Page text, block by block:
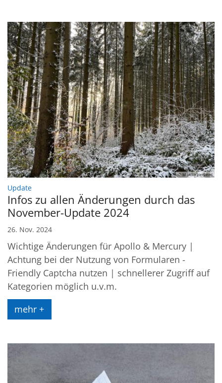
© Monika Herkens
Update:
Infos zu allen Änderungen durch das
November-Update 2024
26. Nov. 2024
Wichtige Änderungen für Apollo & Mercury |
Achtung bei der Nutzung von Formularen -
Friendly Captcha nutzen | schnellerer Zugriff auf
Kategorien möglich u.v.m.
mehr +